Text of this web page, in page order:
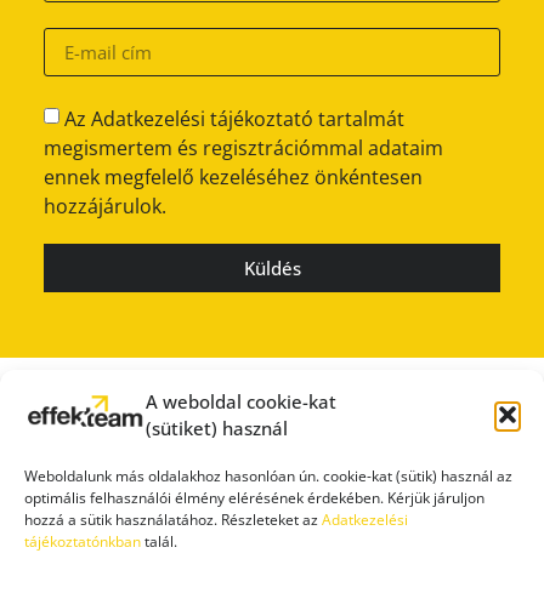
A weboldal cookie-kat
(sütiket) használ
Weboldalunk más oldalakhoz hasonlóan ún. cookie-kat (sütik) használ az
optimális felhasználói élmény elérésének érdekében. Kérjük járuljon
hozzá a sütik használatához. Részleteket azAdatkezelési
tájékoztatónkbantalál.
Az Adatkezelési tájékoztató tartalmát
megismertem és regisztrációmmal adataim
ennek megfelelő kezeléséhez önkéntesen
hozzájárulok.
Küldés